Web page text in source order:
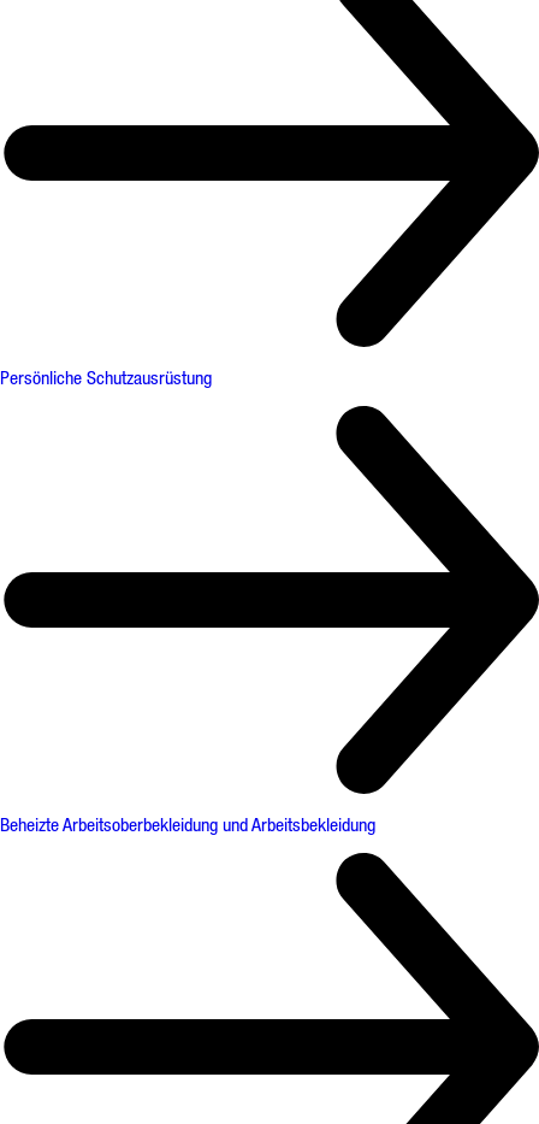
Persönliche Schutzausrüstung
Beheizte Arbeitsoberbekleidung und Arbeitsbekleidung